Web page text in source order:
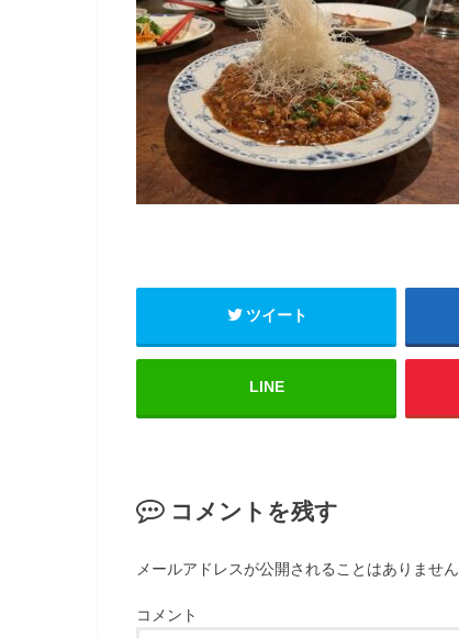
ツイート
LINE
コメントを残す
メールアドレスが公開されることはありません
コメント